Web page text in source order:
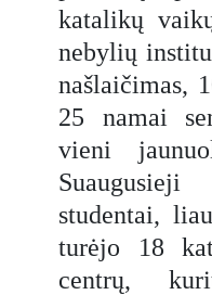
katalikų
nebylių
našlaičimas,
25 namai
vieni
studentai,
turėjo 18
centrų,